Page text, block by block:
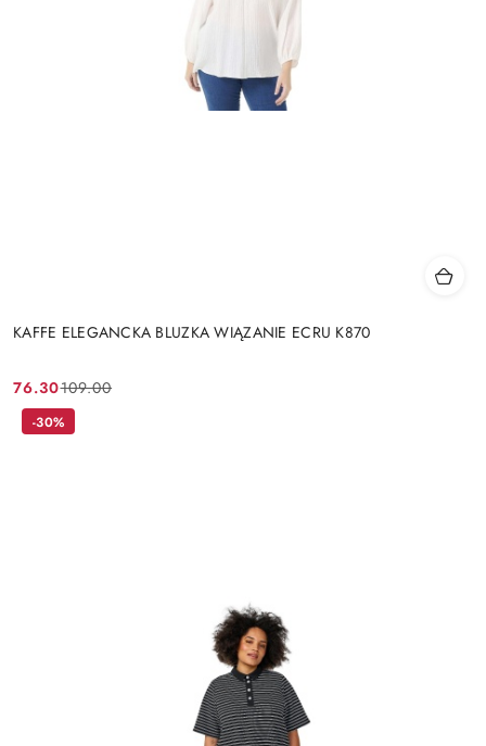
KAFFE ELEGANCKA BLUZKA WIĄZANIE ECRU K870
Cena
promocyjna:
76.30
Cena
przed
109.00
-30%